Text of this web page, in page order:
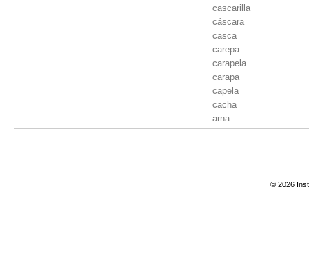
cascarilla
cáscara
casca
carepa
carapela
carapa
capela
cacha
arna
© 2026